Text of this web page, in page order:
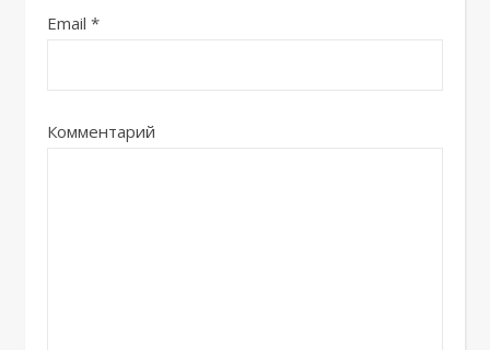
Email *
Комментарий